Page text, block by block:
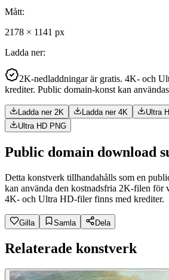
Mått:
2178 × 1141 px
Ladda ner:
2K-nedladdningar är gratis. 4K- och
krediter. Public domain-konst kan
Ladda ner 2K Ladda ner 4K
Ultra
Ultra HD PNG
Public domain download
Detta konstverk tillhandahålls som en
kan använda den kostnadsfria 2K-filen för
4K- och Ultra HD-filer finns med krediter.
Gilla Samla Dela
Relaterade konstverk